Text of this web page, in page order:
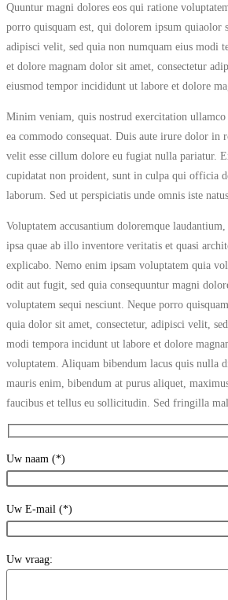
Quuntur magni dolores eos qui ratione
porro quisquam est, qui dolorem ipsum quiaolor
adipisci velit, sed quia non numquam eius modi
et dolore magnam dolor sit amet, consectetur
eiusmod tempor incididunt ut labore et dolore
Minim veniam, quis nostrud exercitation
ea commodo consequat. Duis aute irure dolor in
velit esse cillum dolore eu fugiat nulla pariatur.
cupidatat non proident, sunt in culpa qui officia
laborum. Sed ut perspiciatis unde omnis iste
Voluptatem accusantium doloremque
ipsa quae ab illo inventore veritatis et quasi
explicabo. Nemo enim ipsam voluptatem quia
odit aut fugit, sed quia consequuntur magni
voluptatem sequi nesciunt. Neque porro
quia dolor sit amet, consectetur, adipisci velit,
modi tempora incidunt ut labore et dolore
voluptatem. Aliquam bibendum lacus quis nulla
mauris enim, bibendum at purus aliquet,
faucibus et tellus eu sollicitudin. Sed fringilla
Uw naam (*)
Uw E-mail (*)
Uw vraag: